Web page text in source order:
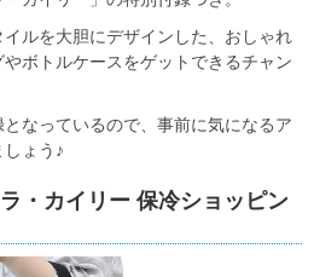
ルを大胆にデザインした、おしゃれ
ボトルケースをゲットできるチャン
なっているので、事前に気になるア
ょう♪
・カイリー 保冷ショッピン